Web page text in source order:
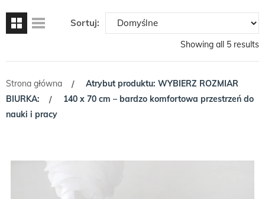
Sortuj:
Showing all 5 results
Strona główna /
Atrybut produktu: WYBIERZ ROZMIAR
BIURKA:
/
140 x 70 cm – bardzo komfortowa przestrzeń do
nauki i pracy